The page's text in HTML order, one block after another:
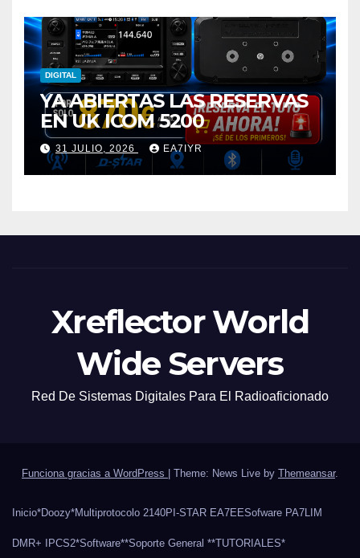
DIGITAL
YA ABIERTAS LAS RESERVAS
EN UK ICOM 5200
31 JULIO, 2026 EA7IYR
Xreflector World
Wide Servers
Red De Sistemas Digitales Para El Radioaficionado
Funciona gracias a WordPress Theme: News Live by Themeansar.
Inicio*Doozy*Multiprotocolo 2140PI-STAR EA7EESofware PA7LIM
DMR+ IPCS2*Software**Soporte General **TUTORIALES*